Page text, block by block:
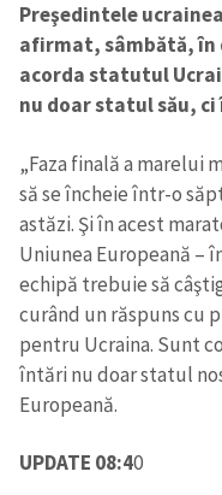
Trimite o informație
in English
Preşedintele
afirmat, sâmbătă, în
acorda statutul
nu doar statul său,
„Faza finală a marelui
să se încheie într-o
astăzi. Şi în acest
Uniunea Europeană –
echipă trebuie să
curând un răspuns cu
pentru Ucraina. Sunt
întări nu doar statul
Europeană.
UPDATE 08:40